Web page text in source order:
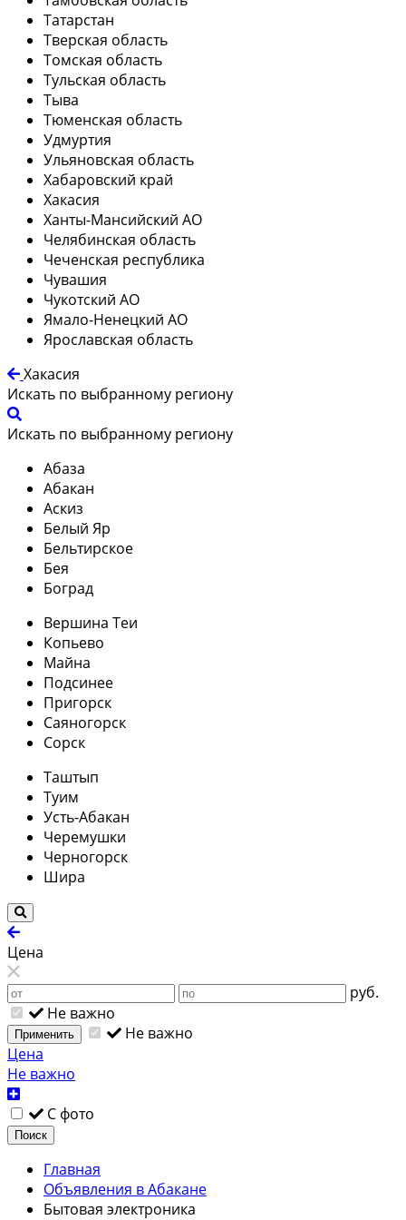
Татарстан
Тверская область
Томская область
Тульская область
Тыва
Тюменская область
Удмуртия
Ульяновская область
Хабаровский край
Хакасия
Ханты-Мансийский АО
Челябинская область
Чеченская республика
Чувашия
Чукотский АО
Ямало-Ненецкий АО
Ярославская область
Хакасия
Искать по выбранному региону
Искать по выбранному региону
Абаза
Абакан
Аскиз
Белый Яр
Бельтирское
Бея
Боград
Вершина Теи
Копьево
Майна
Подсинее
Пригорск
Саяногорск
Сорск
Таштып
Туим
Усть-Абакан
Черемушки
Черногорск
Шира
Цена
руб.
Не важно
Применить
Не важно
Цена
Не важно
С фото
Поиск
Главная
Объявления в Абакане
Бытовая электроника